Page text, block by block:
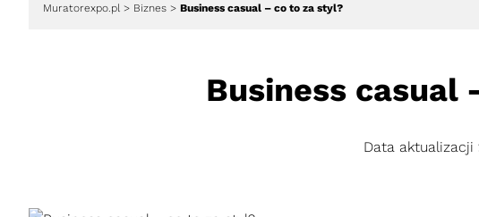
Muratorexpo.pl > Biznes > Business casual – co to za styl?
Business casual
Data aktualizacji